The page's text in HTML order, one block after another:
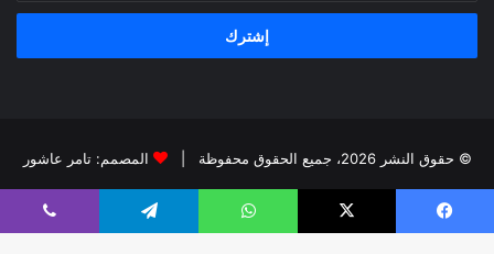
الإلكتروني
© حقوق النشر 2026، جميع الحقوق محفوظة | المصمم: تامر عاشور
فيسبوكX يوتيوبانستقرام
فيسبوك X واتساب تيلقرام ڤايبر